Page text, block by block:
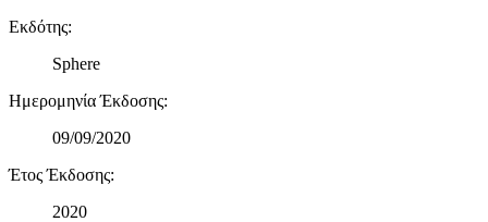
Εκδότης:
Sphere
Ημερομηνία Έκδοσης:
09/09/2020
Έτος Έκδοσης:
2020